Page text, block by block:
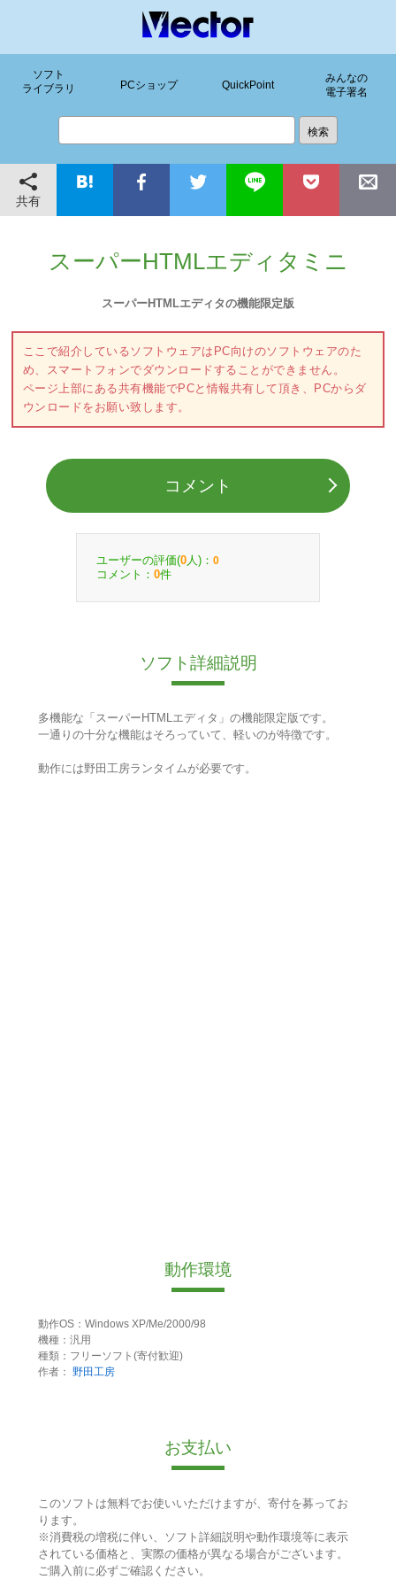
ソフト
ライブラリ
PCショップ QuickPoint
みんなの
電子署名
共有
スーパーHTMLエディタミニ
スーパーHTMLエディタの機能限定版
ここで紹介しているソフトウェアはPC向けのソフトウェアのた
め、スマートフォンでダウンロードすることができません。
ページ上部にある共有機能でPCと情報共有して頂き、PCからダ
ウンロードをお願い致します。
コメント
ユーザーの評価(0 人)： 0
コメント： 0件
ソフト詳細説明
多機能な「スーパーHTMLエディタ」の機能限定版です。
一通りの十分な機能はそろっていて、軽いのが特徴です。
動作には野田工房ランタイムが必要です。
動作環境
動作OS：Windows XP/Me/2000/98
機種：汎用
種類：フリーソフト(寄付歓迎)
作者： 野田工房
お支払い
このソフトは無料でお使いいただけますが、寄付を募ってお
ります。
※消費税の増税に伴い、ソフト詳細説明や動作環境等に表示
されている価格と、実際の価格が異なる場合がございます。
ご購入前に必ずご確認ください。